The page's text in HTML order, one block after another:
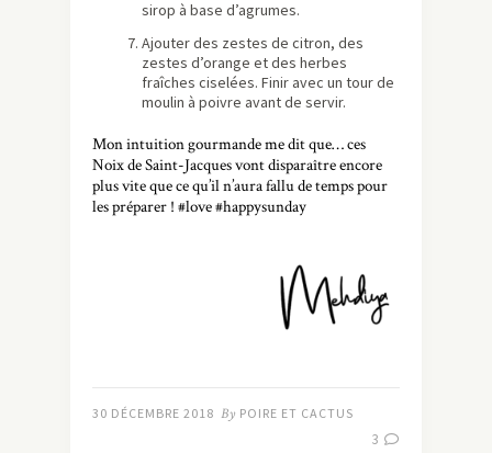
sirop à base d’agrumes.
Ajouter des zestes de citron, des
zestes d’orange et des herbes
fraîches ciselées. Finir avec un tour de
moulin à poivre avant de servir.
Mon intuition gourmande me dit que… ces
Noix de Saint-Jacques vont disparaître encore
plus vite que ce qu’il n’aura fallu de temps pour
les préparer ! #love #happysunday
30 DÉCEMBRE 2018 By POIRE ET CACTUS
3